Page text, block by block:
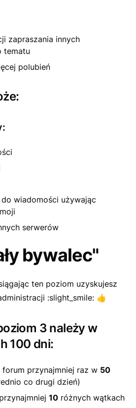
zapraszania innych
tematu
polubień
wiadomości używając
serwerów
bywalec"
ten poziom uzyskujesz
:slight_smile: 👍
3 należy w
100 dni:
przynajmniej raz w 50
co drugi dzień)
10 różnych wątkach